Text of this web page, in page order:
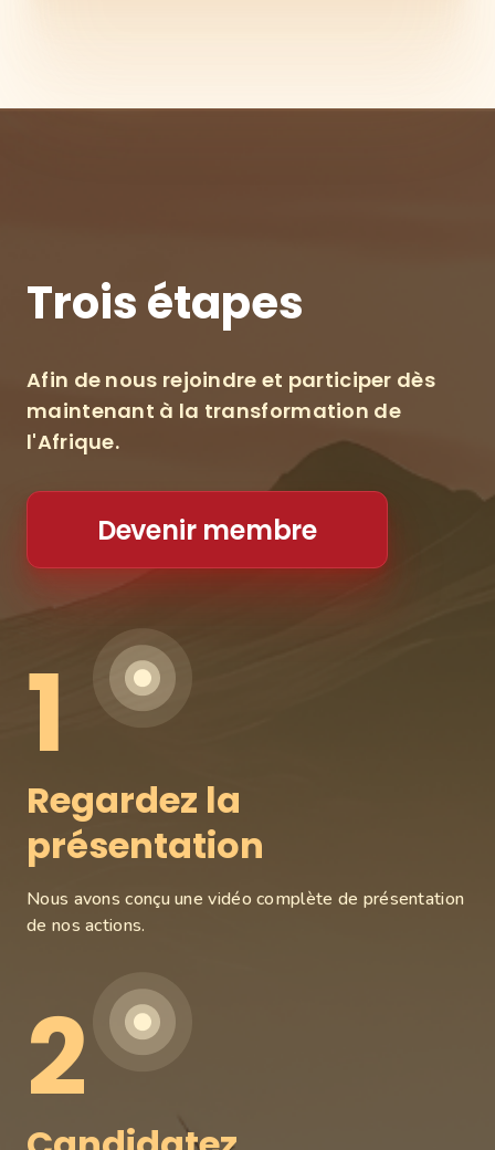
Trois étapes
Afin de nous rejoindre et participer dès
maintenant à la transformation de
l'Afrique.
Devenir membre
1
Regardez la
présentation
Nous avons conçu une vidéo complète de présentation
de nos actions.
2